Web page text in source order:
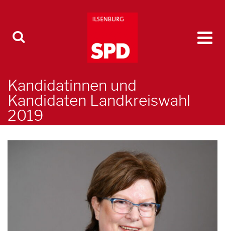
Kandidatinnen und
Kandidaten Landkreiswahl
2019